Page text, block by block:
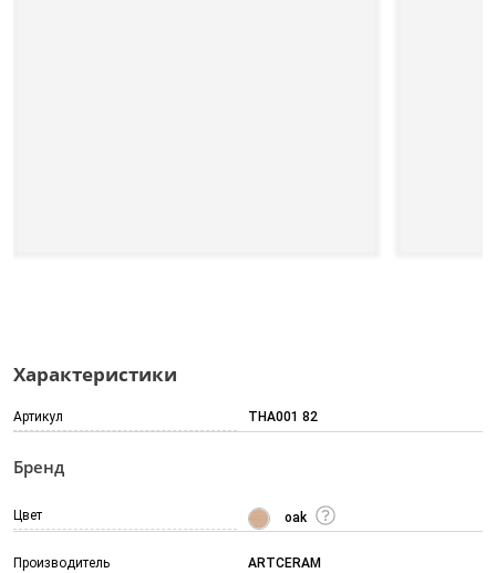
Характеристики
Артикул THA001 82
Бренд
Цвет oak
Производитель ARTCERAM